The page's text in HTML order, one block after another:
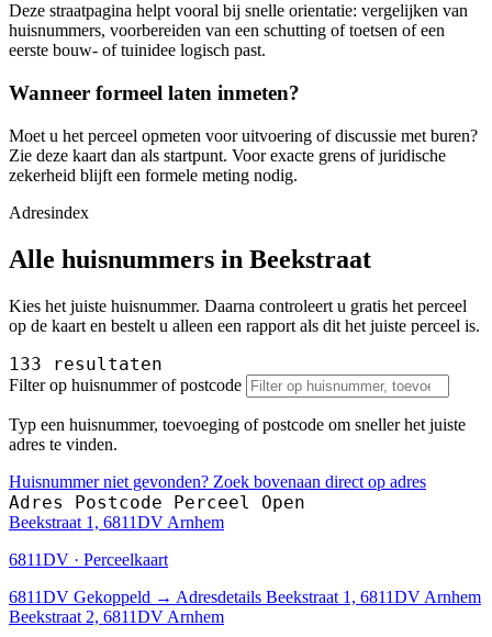
Deze straatpagina helpt vooral bij snelle orientatie: vergelijken van
huisnummers, voorbereiden van een schutting of toetsen of een
eerste bouw- of tuinidee logisch past.
Wanneer formeel laten inmeten?
Moet u het perceel opmeten voor uitvoering of discussie met buren?
Zie deze kaart dan als startpunt. Voor exacte grens of juridische
zekerheid blijft een formele meting nodig.
Adresindex
Alle huisnummers in Beekstraat
Kies het juiste huisnummer. Daarna controleert u gratis het perceel
op de kaart en bestelt u alleen een rapport als dit het juiste perceel is.
133 resultaten
Filter op huisnummer of postcode
Typ een huisnummer, toevoeging of postcode om sneller het juiste
adres te vinden.
Huisnummer niet gevonden? Zoek bovenaan direct op adres
Adres Postcode Perceel Open
Beekstraat 1, 6811DV Arnhem
6811DV · Perceelkaart
6811DV Gekoppeld → Adresdetails Beekstraat 1, 6811DV Arnhem
Beekstraat 2, 6811DV Arnhem